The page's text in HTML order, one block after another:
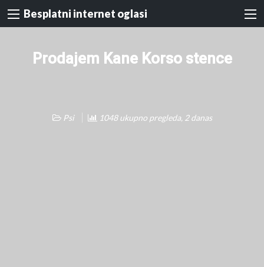
Besplatni internet oglasi
Prodajem Kane Korso stence
Psi 1048 ukupno pregleda, 2 danas